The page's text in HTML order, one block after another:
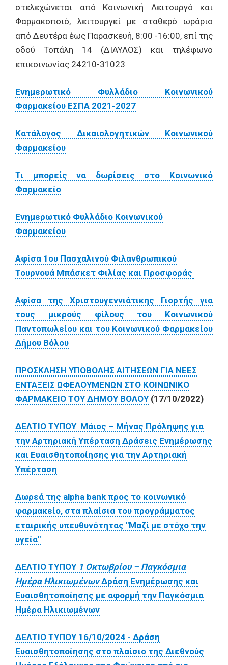
στελεχώνεται από Κοινωνική Λειτουργό και
Φαρμακοποιό, λειτουργεί με σταθερό ωράριο
από Δευτέρα έως Παρασκευή, 8:00 -16:00, επί της
οδού Τοπάλη 14 (ΔΙΑΥΛΟΣ) και τηλέφωνο
επικοινωνίας 24210-31023
Ενημερωτικό Φυλλάδιο Κοινωνικού
Φαρμακείου ΕΣΠΑ 2021-2027
Κατάλογος Δικαιολογητικών Κοινωνικού
Φαρμακείου
Τι μπορείς να δωρίσεις στο Κοινωνικό
Φαρμακείο
Ενημερωτικό Φυλλάδιο Κοινωνικού
Φαρμακείου
Αφίσα 1ου Πασχαλινού Φιλανθρωπικού
Τουρνουά Μπάσκετ Φιλίας και Προσφοράς
Αφίσα της Χριστουγεννιάτικης Γιορτής για
τους μικρούς φίλους του Κοινωνικού
Παντοπωλείου και του Κοινωνικού Φαρμακείου
Δήμου Βόλου
ΠΡΟΣΚΛΗΣΗ ΥΠΟΒΟΛΗΣ ΑΙΤΗΣΕΩΝ ΓΙΑ ΝΕΕΣ
ΕΝΤΑΞΕΙΣ ΩΦΕΛΟΥΜΕΝΩΝ ΣΤΟ ΚΟΙΝΩΝΙΚΟ
ΦΑΡΜΑΚΕΙΟ ΤΟΥ ΔΗΜΟΥ ΒΟΛΟΥ(17/10/2022)
ΔΕΛΤΙΟ ΤΥΠΟΥ Μάιος – Μήνας Πρόληψης για
την Αρτηριακή Υπέρταση Δράσεις Ενημέρωσης
και Ευαισθητοποίησης για την Αρτηριακή
Υπέρταση
Δωρεά της alpha bank προς το κοινωνικό
φαρμακείο, στα πλαίσια του προγράμματος
εταιρικής υπευθυνότητας "Μαζί με στόχο την
υγεία"
ΔΕΛΤΙΟ ΤΥΠΟΥ 1 Οκτωβρίου – Παγκόσμια
Ημέρα ΗλικιωμένωνΔράση Ενημέρωσης και
Ευαισθητοποίησης με αφορμή την Παγκόσμια
Ημέρα Ηλικιωμένων
ΔΕΛΤΙΟ ΤΥΠΟΥ 16/10/2024 - Δράση
Ευαισθητοποίησης στο πλαίσιο της Διεθνούς